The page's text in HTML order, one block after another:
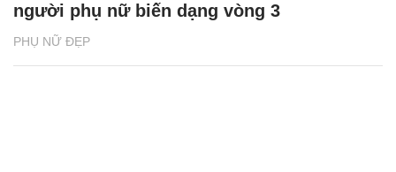
PHỤ NỮ ĐẸP
người phụ nữ biến dạng vòng 3